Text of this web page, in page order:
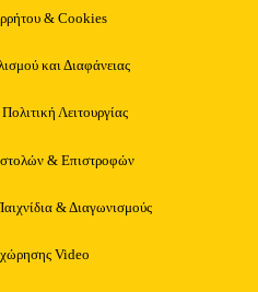
& Cookies
και Διαφάνειας
Λειτουργίας
& Επιστροφών
& Διαγωνισμούς
Video